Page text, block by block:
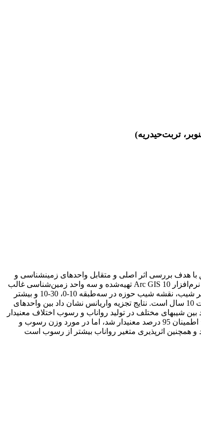
تربت‌حیدریه)
هدف بررسی اثر اصلی و متقابل واحدهای زمین‏شناسی و
شیب ‌بر تولید رواناب و رسوب در حوزه آبخیز صنوبر با استفاده از شبیه‏ساز باران صورت گرفت. بدین منظور نقشه زمین‌شناسی منطقه در محیط نرم‌افزار Arc GIS 10 تهیه‌شده و سه واحد زمین‌شناسی غالب
منطقه به ترتیب توف سبز، ماسه‌سنگ، مارن (Et)، آهک اوربیتولین‏دار (Kl) و کنگلومرا- ماسه‌سنگ (Ngcs) شناسایی شد، همچنین به‌منظور بررسی اثر شیب، نقشه شیب حوزه در سه‌طبقه 10-0، 30-10 و بیشتر
از 30 درصد تهیه شد. سپس با استفاده از دستگاه شبیه‌ساز باران اقدام به ایجاد بارش با شدت 9/0 میلی‌متر بر دقیقه شد که مربوط به دوره بازگشت 10 سال است. نتایج تجزیه واریانس نشان داد بین واحدهای
وجود دارد. در مورد طبقات شیب مشخص شد بین شیب‏های مختلف در تولید رواناب و رسوب اختلاف معنی‏دار
وجود دارد، اما در مورد غلظت رسوب تفاوت معنی‌دار نشد. نتایج مربوط به اثر متقابل واحدهای زمین-شناسی و شیب ازنظر حجم رواناب در سطح اطمینان 95 درصد معنی‏دار شد، اما در مورد وزن رسوب و
اثرپذیری متغیر رواناب بیشتر از رسوب است